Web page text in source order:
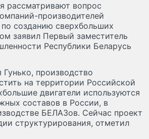
рассматривают вопрос
производителей
созданию сверхбольших
заявил Первый заместитель
Республики Беларусь
производство
на территории Российской
двигатели используются
составов в России, в
БЕЛАЗов. Сейчас проект
структурирования, отметил